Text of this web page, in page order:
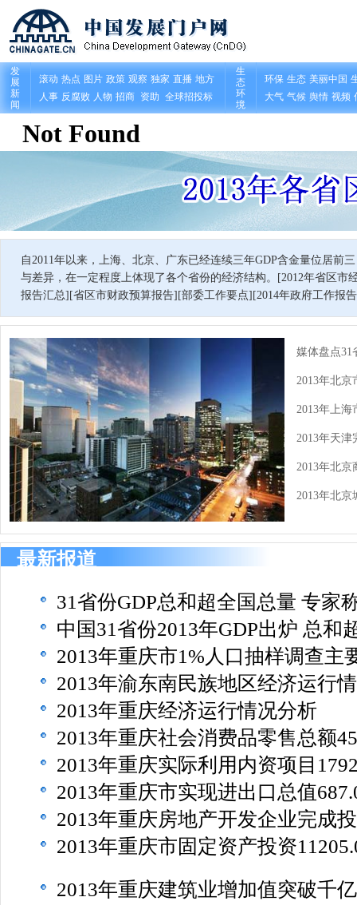
自2011年以来，上海、北京、广东已经连续三年GDP含金量位居前
与差异，在一定程度上体现了各个省份的经济结构。[2012年省区市
报告汇总][省区市财政预算报告][部委工作要点][2014年政府工作报
媒体盘点31
2013年北
2013年上海
2013年天津
2013年北京
2013年北京
最新报道
31省份GDP总和超全国总量 专家
中国31省份2013年GDP出炉 总和
2013年重庆市1%人口抽样调查主
2013年渝东南民族地区经济运行
2013年重庆经济运行情况分析
2013年重庆社会消费品零售总额
2013年重庆实际利用内资项目
2013年重庆市实现进出口总值
2013年重庆房地产开发企业完成
2013年重庆市固定资产投资
2013年重庆建筑业增加值突破千